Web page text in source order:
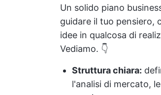
Un solido piano
guidare il tuo pensiero,
idee in qualcosa di
Vediamo. 👇
Struttura chiara:
l'analisi di mercato,